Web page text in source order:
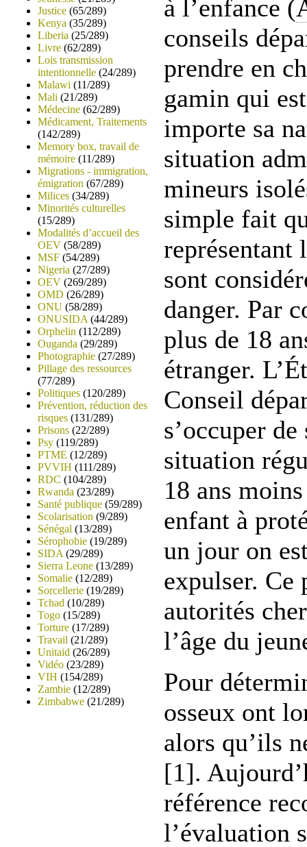
Justice (65/289)
Kenya (35/289)
Liberia (25/289)
Livre (62/289)
Lois transmission
intentionnelle (24/289)
Malawi (11/289)
Mali (21/289)
Médecine (62/289)
Médicament, Traitements
(142/289)
Memory box, travail de
mémoire (11/289)
Migrations - immigration,
émigration (67/289)
Milices (34/289)
Minorités culturelles
(15/289)
Modalités d’accueil des
OEV (58/289)
MSF (54/289)
Nigeria (27/289)
OEV (269/289)
OMD (26/289)
ONU (58/289)
ONUSIDA (44/289)
Orphelin (112/289)
Ouganda (29/289)
Photographie (27/289)
Pillage des ressources
(77/289)
Politiques (120/289)
Prévention, réduction des
risques (131/289)
Prisons (22/289)
Psy (119/289)
PTME (12/289)
PVVIH (111/289)
RDC (104/289)
Rwanda (23/289)
Santé publique (59/289)
Scolarisation (9/289)
Sénégal (13/289)
Sérophobie (19/289)
SIDA (29/289)
Sierra Leone (13/289)
Somalie (12/289)
Sorcellerie (19/289)
Tchad (10/289)
Togo (15/289)
Torture (17/289)
Travail (21/289)
Unitaid (26/289)
Vidéo (23/289)
VIH (154/289)
Zambie (12/289)
Zimbabwe (21/289)
à l’enfance (
conseils
prendre en
gamin qui
importe sa
situation
mineurs
simple fait
représentant
sont
danger. Par
plus de 18
étranger.
Conseil
s’occuper
situation
18 ans
enfant à
un jour on
expulser. Ce
autorités
l’âge du
Pour
osseux ont
alors qu’ils
[1].
référence
l’évaluation